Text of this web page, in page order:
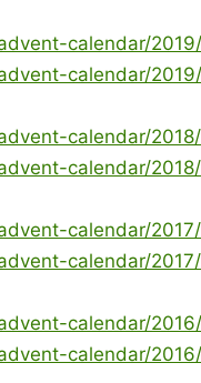
calendar/
calendar/
calendar/
calendar/
calendar/
calendar/
calendar/
calendar/